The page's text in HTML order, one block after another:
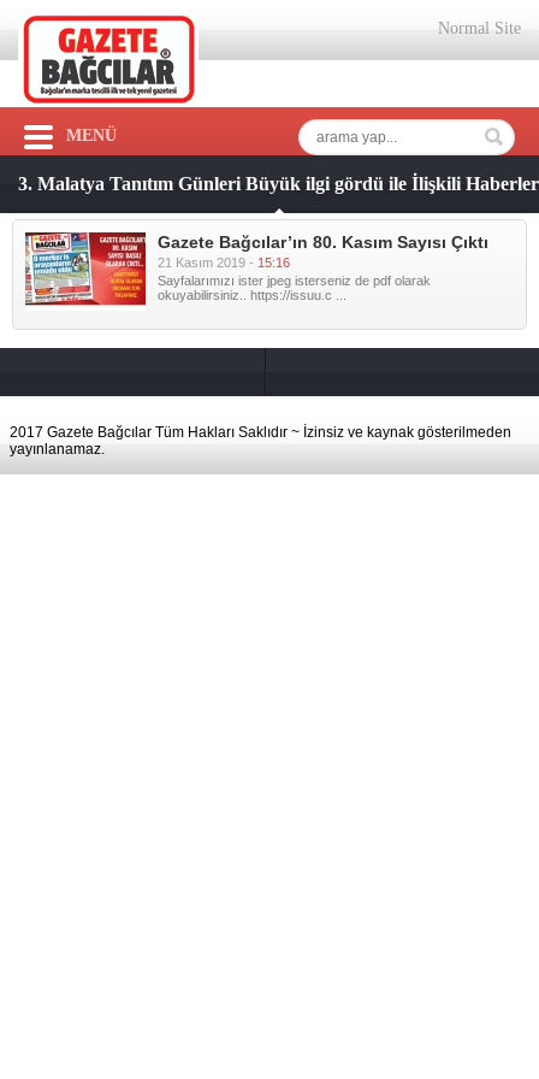
Normal Site
MENÜ
3. Malatya Tanıtım Günleri Büyük ilgi gördü ile İlişkili Haberler
Gazete Bağcılar’ın 80. Kasım Sayısı Çıktı
21 Kasım 2019 - 15:16
Sayfalarımızı ister jpeg isterseniz de pdf olarak
okuyabilirsiniz.. https://issuu.c ...
2017 Gazete Bağcılar Tüm Hakları Saklıdır ~ İzinsiz ve kaynak gösterilmeden
yayınlanamaz.